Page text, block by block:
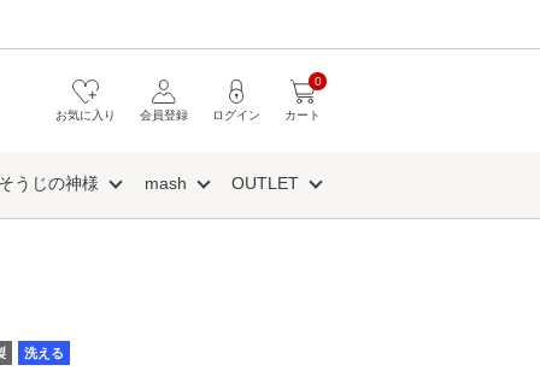
カート
0
ログイン
会員登録
お気に入り
そうじの神様 mash OUTLET
洗える